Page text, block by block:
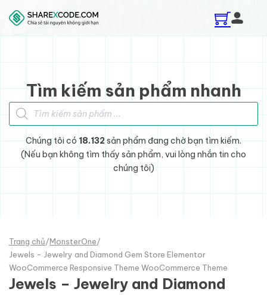
Skip to main content
Skip to footer
Tìm kiếm sản phẩm nhanh
Tìm kiếm sản phẩm
Chúng tôi có 18.132sản phẩm đang chờ bạn tìm kiếm.
(Nếu bạn không tìm thấy sản phẩm, vui lòng nhắn tin cho
chúng tôi)
Trang chủ/MonsterOne/
Jewels - Jewelry and Diamond Gem Store Elementor
WooCommerce Responsive Theme WooCommerce Theme
Jewels – Jewelry and Diamond